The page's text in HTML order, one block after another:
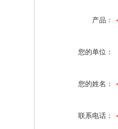
产品：
您的单位：
您的姓名：
联系电话：